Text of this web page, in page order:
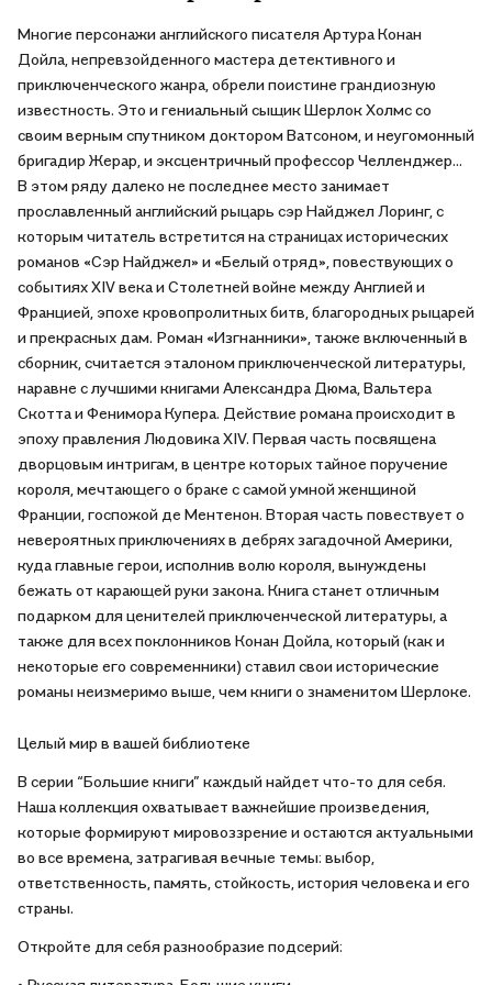
Многие персонажи английского писателя Артура Конан
Дойла, непревзойденного мастера детективного и
приключенческого жанра, обрели поистине грандиозную
известность. Это и гениальный сыщик Шерлок Холмс со
своим верным спутником доктором Ватсоном, и неугомонный
бригадир Жерар, и эксцентричный профессор Челленджер...
В этом ряду далеко не последнее место занимает
прославленный английский рыцарь сэр Найджел Лоринг, с
которым читатель встретится на страницах исторических
романов «Сэр Найджел» и «Белый отряд», повествующих о
событиях XIV века и Столетней войне между Англией и
Францией, эпохе кровопролитных битв, благородных рыцарей
и прекрасных дам. Роман «Изгнанники», также включенный в
сборник, считается эталоном приключенческой литературы,
наравне с лучшими книгами Александра Дюма, Вальтера
Скотта и Фенимора Купера. Действие романа происходит в
эпоху правления Людовика XIV. Первая часть посвящена
дворцовым интригам, в центре которых тайное поручение
короля, мечтающего о браке с самой умной женщиной
Франции, госпожой де Ментенон. Вторая часть повествует о
невероятных приключениях в дебрях загадочной Америки,
куда главные герои, исполнив волю короля, вынуждены
бежать от карающей руки закона. Книга станет отличным
подарком для ценителей приключенческой литературы, а
также для всех поклонников Конан Дойла, который (как и
некоторые его современники) ставил свои исторические
романы неизмеримо выше, чем книги о знаменитом Шерлоке.
Целый мир в вашей библиотеке
В серии “Большие книги” каждый найдет что-то для себя.
Наша коллекция охватывает важнейшие произведения,
которые формируют мировоззрение и остаются актуальными
во все времена, затрагивая вечные темы: выбор,
ответственность, память, стойкость, история человека и его
страны.
Откройте для себя разнообразие подсерий: